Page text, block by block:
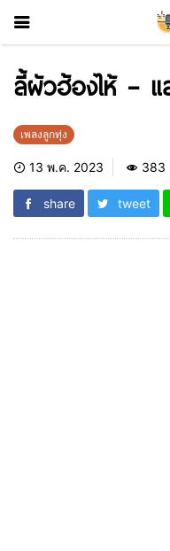
ลี้ผัวฮ้องไห้ – แ
เพลงลูกทุ่ง
13 พ.ค. 2023 383
share tweet